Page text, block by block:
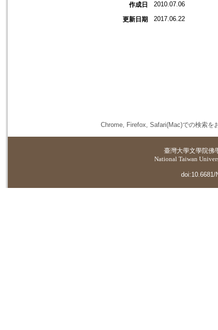
作成日 2010.07.06
更新日期 2017.06.22
Chrome, Firefox, Safari(Mac)での検索を
臺灣大學文學院佛
National Taiwan
doi:10.6681/